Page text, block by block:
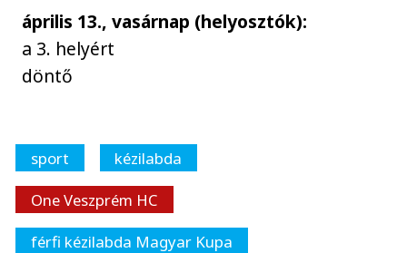
április 13., vasárnap (helyosztók):
a 3. helyért
döntő
sport
kézilabda
One Veszprém HC
férfi kézilabda Magyar Kupa